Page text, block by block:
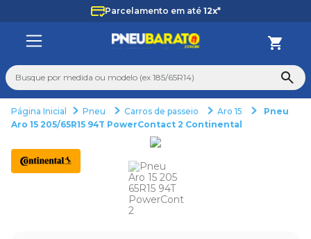
Parcelamento em até 12x*
Busque por medida ou modelo (ex 185/65R14)
Pneu Carros de passeio Aro 15
Pneu
Aro 15 205/65R15 94T PowerContact 2 Continental
TERMOS MAIS BUSCADOS
2º
205